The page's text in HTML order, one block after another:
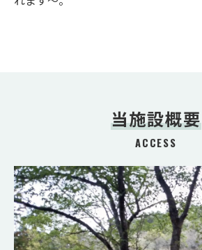
当施設概要
ACCESS